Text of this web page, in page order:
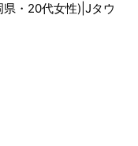
・20代女性)|Jタウ